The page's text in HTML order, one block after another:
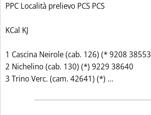
PPC Località prelievo PCS PCS
KCal KJ
1 Cascina Neirole (cab. 126) (* 9208 38553
2 Nichelino (cab. 130) (*) 9229 38640
3 Trino Verc. (cam. 42641) (*) ...